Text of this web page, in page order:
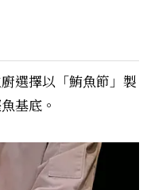
選擇以「鮪魚節」製
基底。